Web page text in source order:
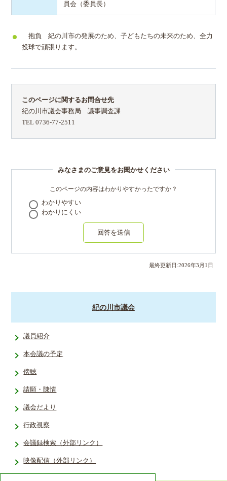
員会（委員長）
抱負 紀の川市の発展のため、子どもたちの未来のため、全力
投球で頑張ります。
このページに関するお問合せ先
紀の川市議会事務局 議事調査課
TEL 0736-77-2511
みなさまのご意見をお聞かせください
このページの内容はわかりやすかったですか？
わかりやすい
わかりにくい
回答を送信
最終更新日:2026年3 月 1 日
紀の川市議会
議員紹介
本会議の予定
傍聴
請願・陳情
議会だより
行政視察
会議録検索（外部リンク）
映像配信（外部リンク）